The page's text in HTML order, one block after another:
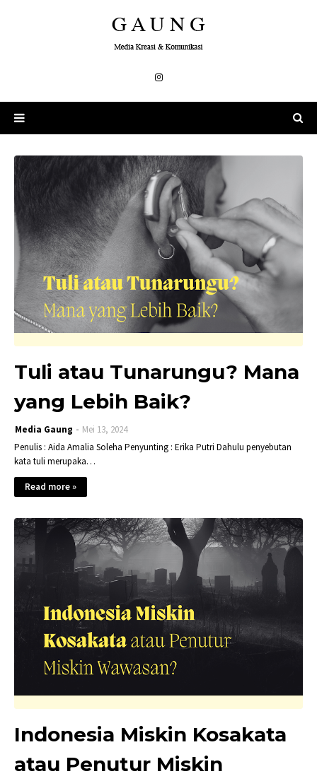
Tuli atau Tunarungu? Mana
yang Lebih Baik?
Media Gaung
Mei 13, 2024
Penulis : Aida Amalia Soleha Penyunting : Erika Putri Dahulu penyebutan
kata tuli merupaka…
Read more »
Indonesia Miskin Kosakata
atau Penutur Miskin